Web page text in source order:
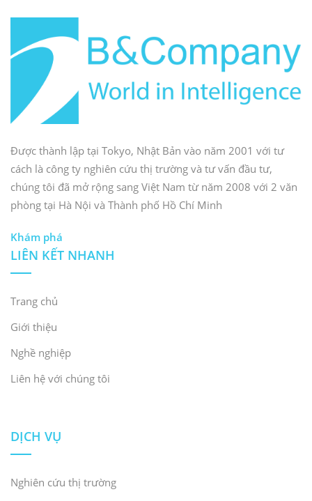
Được thành lập tại Tokyo, Nhật Bản vào năm 2001 với tư
cách là công ty nghiên cứu thị trường và tư vấn đầu tư,
chúng tôi đã mở rộng sang Việt Nam từ năm 2008 với 2 văn
phòng tại Hà Nội và Thành phố Hồ Chí Minh
Khám phá
LIÊN KẾT NHANH
Trang chủ
Giới thiệu
Nghề nghiệp
Liên hệ với chúng tôi
DỊCH VỤ
Nghiên cứu thị trường